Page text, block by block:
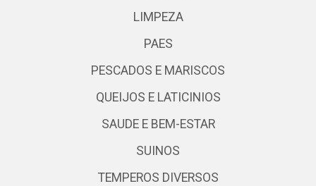
LIMPEZA
PAES
PESCADOS E MARISCOS
QUEIJOS E LATICINIOS
SAUDE E BEM-ESTAR
SUINOS
TEMPEROS DIVERSOS